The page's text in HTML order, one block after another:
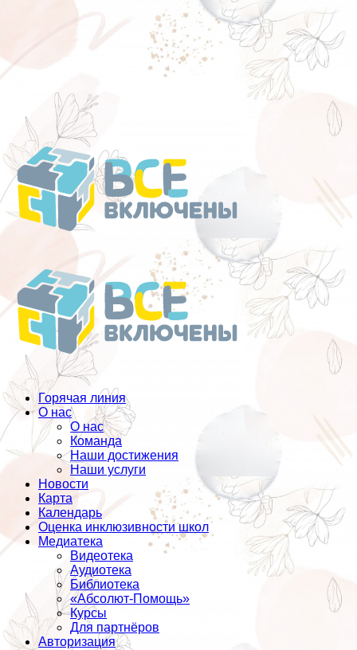
Перейти
к
содержанию
Горячая линия
О нас
О нас
Команда
Наши достижения
Наши услуги
Новости
Карта
Календарь
Оценка инклюзивности школ
Медиатека
Видеотека
Аудиотека
Библиотека
«Абсолют-Помощь»
Курсы
Для партнёров
Авторизация